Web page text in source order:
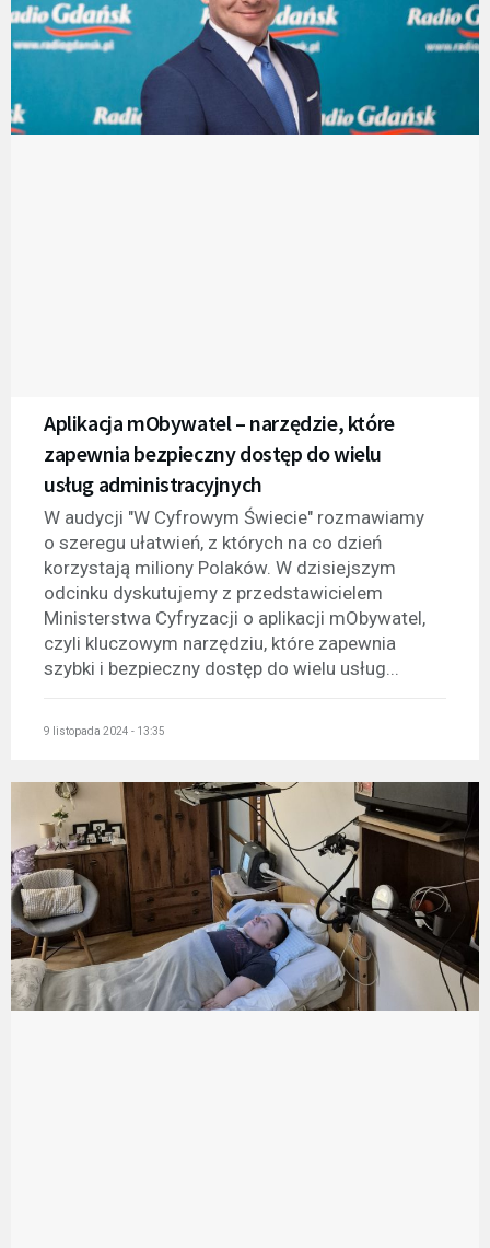
Aplikacja mObywatel – narzędzie, które
zapewnia bezpieczny dostęp do wielu
usług administracyjnych
W audycji "W Cyfrowym Świecie" rozmawiamy
o szeregu ułatwień, z których na co dzień
korzystają miliony Polaków. W dzisiejszym
odcinku dyskutujemy z przedstawicielem
Ministerstwa Cyfryzacji o aplikacji mObywatel,
czyli kluczowym narzędziu, które zapewnia
szybki i bezpieczny dostęp do wielu usług...
9 listopada 2024 - 13:35